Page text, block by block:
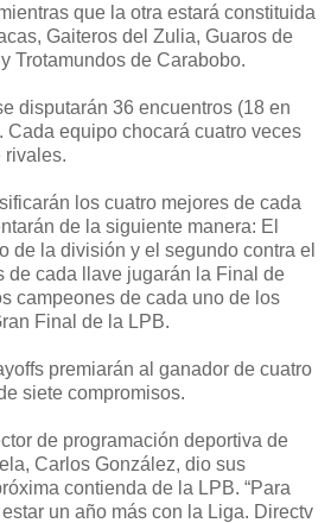
que la otra estará constituida
Gaiteros del Zulia, Guaros de
Trotamundos de Carabobo.
disputarán 36 encuentros (18 en
Cada equipo chocará cuatro veces
rivales.
los cuatro mejores de cada
de la siguiente manera: El
de la división y el segundo contra el
de cada llave jugarán la Final de
campeones de cada uno de los
Final de la LPB.
premiarán al ganador de cuatro
siete compromisos.
de programación deportiva de
Carlos González, dio sus
contienda de la LPB. “Para
un año más con la Liga. Directv